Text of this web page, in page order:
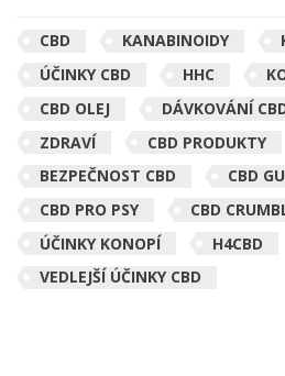
CBD KANABINOIDY
ÚČINKY CBD
HHC
CBD OLEJ
DÁVKOVÁNÍ
ZDRAVÍ
CBD PRODUKTY
BEZPEČNOST CBD
CBD
CBD PRO PSY
CBD
ÚČINKY KONOPÍ
H4CBD
VEDLEJŠÍ ÚČINKY CBD